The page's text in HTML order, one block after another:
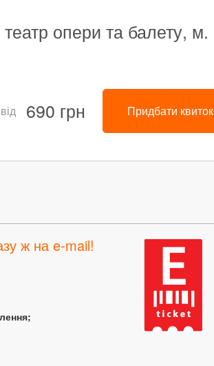
опери та балету, м.
690 грн Придбати квиток
ж на e-mail!